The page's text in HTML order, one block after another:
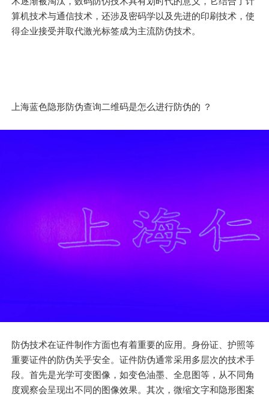
算机技术与通信技术，还涉及密码学以及先进的印刷技术，使
得企业接受并取代激光标签成为主流防伪技术。
上海蓝色隐形防伪查询二维码是怎么进行防伪的 ？
防伪技术在证件制作方面也有着重要的应用。身份证、护照等
重要证件的防伪关乎安全。证件防伪通常采用多层次的技术手
段。首先是光学可变图像，如变色油墨、全息图等，从不同角
度观察会呈现出不同的图像效果。其次，微缩文字和隐形图案